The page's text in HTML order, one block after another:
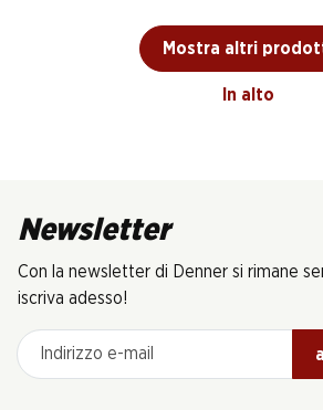
Mostra altri
In alto
Newsletter
Con la newsletter di Denner si rimane
iscriva adesso!
Indirizzo e-mail